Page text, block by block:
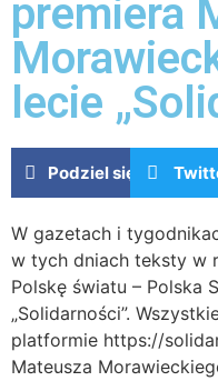
premiera
lecie
Podziel się
W gazetach i
w tych dniach teksty w
Polskę światu – Polska
„Solidarności”.
platformie https://
Mateusza